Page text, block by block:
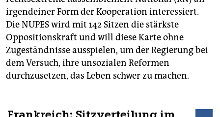
irgendeiner Form der Kooperation interessiert.
Die NUPES wird mit 142 Sitzen die stärkste
Oppositionskraft und will diese Karte ohne
Zugeständnisse ausspielen, um der Regierung bei
dem Versuch, ihre unsozialen Reformen
durchzusetzen, das Leben schwer zu machen.